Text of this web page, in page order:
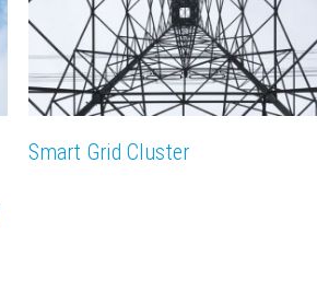
Smart Grid Cluster